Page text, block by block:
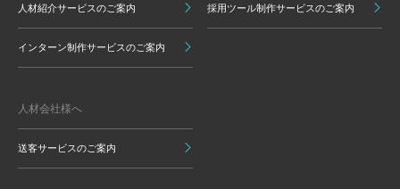
人材紹介サービスのご案内 採用ツール制作サービスのご案内
インターン制作サービスのご案内
人材会社様へ
送客サービスのご案内